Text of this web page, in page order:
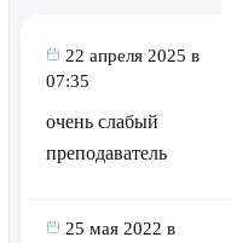
22 апреля 2025 в
07:35
очень слабый
преподаватель
25 мая 2022 в